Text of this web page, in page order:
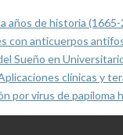
años de historia (1665-
con anticuerpos
Sueño en
clínicas y
por virus de papiloma